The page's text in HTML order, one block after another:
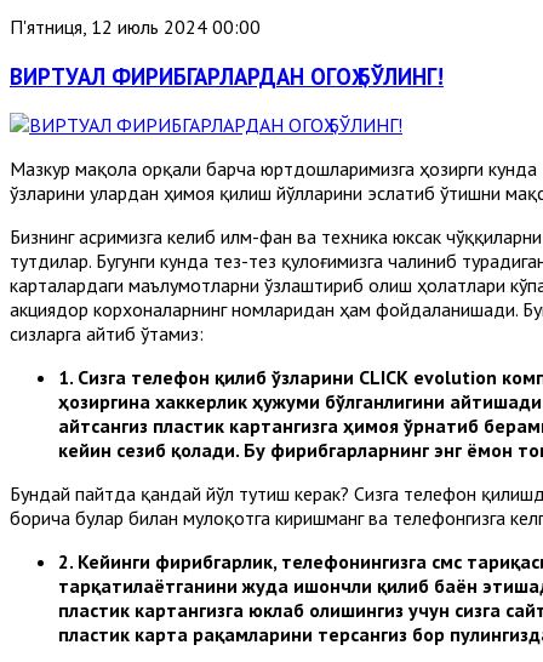
П'ятниця, 12 июль 2024 00:00
ВИРТУАЛ ФИРИБГАРЛАРДАН ОГОҲ БЎЛИНГ!
Мазкур мақола орқали барча юртдошларимизга ҳозирги
ўзларини улардан ҳимоя қилиш йўлларини эслатиб ўтишни
Бизнинг асримизга келиб илм-фан ва техника юксак
тутдилар. Бугунги кунда тез-тез қулоғимизга чалиниб
карталардаги маълумотларни ўзлаштириб олиш ҳолатлари
акциядор корхоналарнинг номларидан ҳам фойдаланишади.
сизларга айтиб ўтамиз:
1. Сизга телефон қилиб ўзларини CLICK evolution
ҳозиргина хаккерлик ҳужуми бўлганлигини
айтсангиз пластик картангизга ҳимоя ўрнатиб
кейин сезиб қолади. Бу фирибгарларнинг энг ёмон
Бундай пайтда қандай йўл тутиш керак? Сизга телефон
борича булар билан мулоқотга киришманг ва телефонгизга
2. Кейинги фирибгарлик, телефонингизга смс
тарқатилаётганини жуда ишончли қилиб баён
пластик картангизга юклаб олишингиз учун сизга
пластик карта рақамларини терсангиз бор